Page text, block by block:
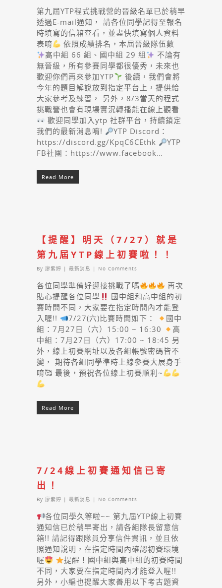
第九屆YTP程式挑戰營的晉級名單已於稍早
透過E-mail通知， 請各位同學記得至報名
時填寫的信箱查看，並盡快填寫個人資料
表唷
依照成績排名，本屆晉級隊伍數
高中組 66 組、國中組 29 組
不論有
無晉級，所有參賽同學都很優秀，未來也
歡迎你們再來參加YTP
後續，我們會將
今年的題目解說放到指定平台上，提供給
大家參考及練習， 另外，8/3當天的程式
挑戰營也會有現場實況轉播能在線上觀看
歡迎同學加入ytp 社群平台，持續鎖定
我們的最新消息唷!
YTP Discord：
https://discord.gg/KpqC6CEthk
YTP
FB社團：https://www.facebook…
Read More
【提醒】明天（7/27）就是
第九屆YTP線上初賽啦！！
By 廖紫婷 | 最新消息 | No Comments
各位同學準備好迎接挑戰了嗎
再次
貼心提醒各位同學
國中組和高中組的初
賽時間不同，大家要在指定時間內才能登
入喔!!
7/27(六)比賽時間如下：
國中
組：7月27日（六）15:00 ~ 16:30
高
中組：7月27日（六）17:00 ~ 18:45 另
外，線上初賽網址以及各組帳號密碼皆不
變， 期待各組同學準時上線參賽大展身手
唷🥰 最後，預祝各位線上初賽順利~
Read More
7/24線上初賽通知信已寄
出！
By 廖紫婷 | 最新消息 | No Comments
各位同學久等啦~~ 第九屆YTP線上初賽
通知信已於稍早寄出，請各組隊長留意信
箱!! 請記得跟隊員分享信件資訊，並且依
照通知說明，在指定時間內確認初賽環境
喔
提醒！國中組與高中組的初賽時間
不同，大家要在指定時間內才能登入喔!!
另外，小編也提醒大家善用以下考古題資